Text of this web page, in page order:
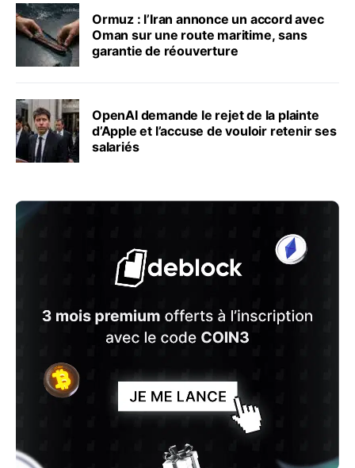
Ormuz : l’Iran annonce un accord avec
Oman sur une route maritime, sans
garantie de réouverture
OpenAI demande le rejet de la plainte
d’Apple et l’accuse de vouloir retenir ses
salariés